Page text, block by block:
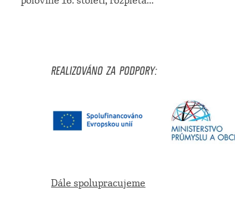
REALIZOVÁNO ZA PODPORY:
Dále spolupracujeme